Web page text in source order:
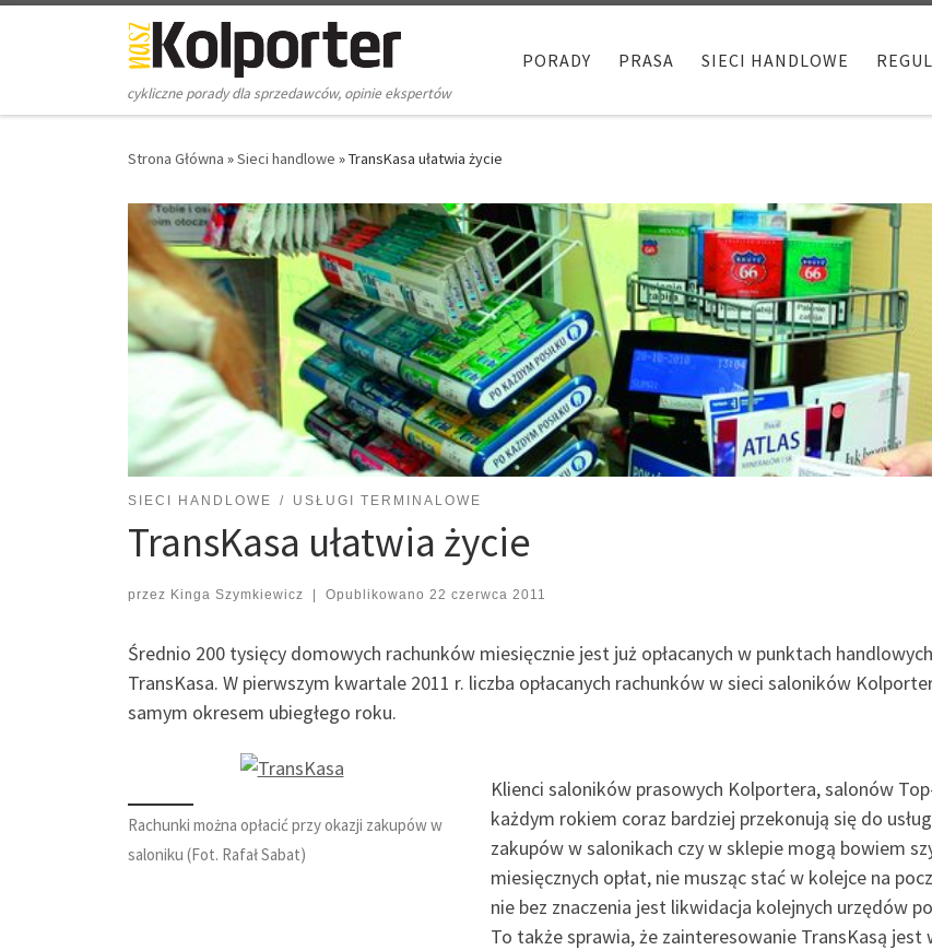
Skip to content
cykliczne porady dla sprzedawców, opinie ekspertów
PORADY PRASA SIECI HANDLOWE
Strona Główna »Sieci handlowe »TransKasa ułatwia życie
SIECI HANDLOWE USŁUGI TERMINALOWE
TransKasa ułatwia życie
przez Kinga Szymkiewicz | Opublikowano 22 czerwca 2011
Średnio 200 tysięcy domowych rachunków miesięcznie jest już opłacanych w punktach
TransKasa. W pierwszym kwartale 2011 r. liczba opłacanych rachunków w sieci saloników
samym okresem ubiegłego roku.
Rachunki można opłacić przy okazji zakupów w
saloniku (Fot. Rafał Sabat)
Klienci saloników prasowych Kolportera, salonów
każdym rokiem coraz bardziej przekonują się do
zakupów w salonikach czy w sklepie mogą bowiem
miesięcznych opłat, nie musząc stać w kolejce na
nie bez znaczenia jest likwidacja kolejnych urzędów
To także sprawia, że zainteresowanie TransKasą jest